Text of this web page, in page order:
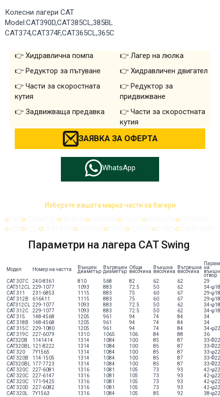
Колесни лагери CAT
Model:CAT390D,CAT385CL,385BL
CAT374,CAT374F,CAT365CL,365C
Хидравлична помпа
Редуктор за пътуване
Части за скоростната
кутия
Задвижваща предавка
Лагер на люлка
Хидравличен двигател
Редуктор за
придвижване
Части за скоростната
кутия
ЗАЯВКА ЗА ОФЕРТА
WhatsApp
Изберете вашата марка части за багери
Параметри на лагера CAT Swing
Модел Номер на частта Външен
диаметър
Вътрешен
диаметър
Обща
височина
Външна
височина
Вътрешна
височина
на
отвор
CAT 307C
240-8361 810 568 82 62 62
29
CAT312CL 229-1077 1093 883 72.5 50 62
34-φ18
CAT 311
231-6853 1115 883 75 60 67
29-φ18
CAT 312B
616411 1115 883 75 60 67
29-φ18
CAT312CL 229-1077 1093 883 72.5 50 62
34-φ18
CAT 312C
229-1077 1093 883 72.5 50 62
34-φ18
CAT 315
148-4568 1205 961 94 74 84
34
CAT 318B
148-4568 1205 961 94 74 84
34
CAT 315C
229-1080 1205 961 94 74 84
34-φ22
CAT 319C
227-6079 1310 1065 106 84 88
36
CAT320B
1141414 1314 1084 100 85 87
33-Ф22
CAT320BL 121-8222 1314 1084 100 85 87
33-Ф22
CAT 320
7Y1565 1314 1084 100 85 87
33-φ22
CAT 320B
114-1505 1314 1084 100 85 87
33-Ф22
CAT320BL 177-7723 1314 1084 100 85 87
33-Ф22
CAT 320C
227-6081 1316 1081 105 73 93
42-φ22
CAT 320C
227-6147 1316 1081 105 73 93
42-φ22
CAT 320C
171-9425 1316 1081 105 73 93
42-φ22
CAT 320D
227-6082 1316 1081 105 73 93
42-φ22
CAT 320L
7Y1563 1316 1084 105 85 92
38-φ22